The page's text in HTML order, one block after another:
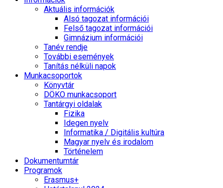
Aktuális információk
Alsó tagozat információi
Felső tagozat információi
Gimnázium információi
Tanév rendje
További események
Tanítás nélküli napok
Munkacsoportok
Könyvtár
DÖKO munkacsoport
Tantárgyi oldalak
Fizika
Idegen nyelv
Informatika / Digitális kultúra
Magyar nyelv és irodalom
Történelem
Dokumentumtár
Programok
Erasmus+